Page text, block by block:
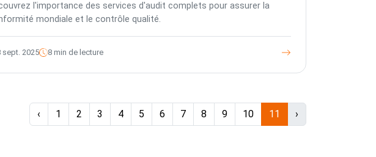
l'importance des services d'audit complets pour assurer la
mondiale et le contrôle qualité.
sept. 2025 8 min de lecture
‹ 1 2 3 4 5 6 7 8 9 10 11 ›